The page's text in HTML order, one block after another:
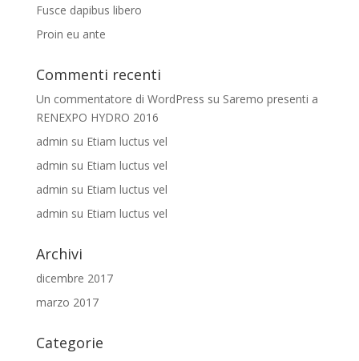
Fusce dapibus libero
Proin eu ante
Commenti recenti
Un commentatore di WordPress su Saremo presenti a
RENEXPO HYDRO 2016
admin su Etiam luctus vel
admin su Etiam luctus vel
admin su Etiam luctus vel
admin su Etiam luctus vel
Archivi
dicembre 2017
marzo 2017
Categorie